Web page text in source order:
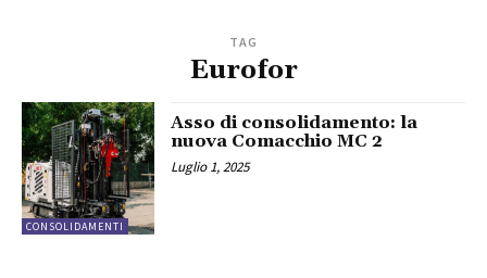
TAG
Eurofor
CONSOLIDAMENTI
Asso di consolidamento: la
nuova Comacchio MC 2
Luglio 1, 2025